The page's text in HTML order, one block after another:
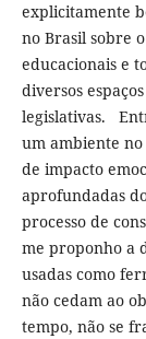
explicitamente
no Brasil sobre
educacionais e
diversos
legislativas.
um ambiente
de impacto
aprofundadas
processo de
me proponho a
usadas como
não cedam ao
tempo, não se